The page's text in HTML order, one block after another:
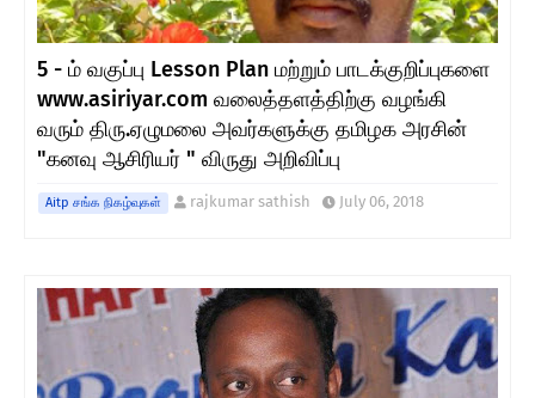
5 - ம் வகுப்பு Lesson Plan மற்றும் பாடக்குறிப்புகளை
www.asiriyar.com வலைத்தளத்திற்கு வழங்கி
வரும் திரு.ஏழுமலை அவர்களுக்கு தமிழக அரசின்
"கனவு ஆசிரியர் " விருது அறிவிப்பு
Aitp சங்க நிகழ்வுகள் rajkumar sathish July 06, 2018